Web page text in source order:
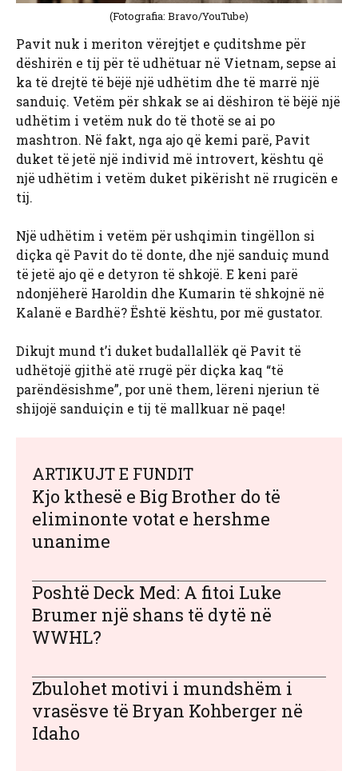
(Fotografia: Bravo/YouTube)
Pavit nuk i meriton vërejtjet e çuditshme për
dëshirën e tij për të udhëtuar në Vietnam, sepse ai
ka të drejtë të bëjë një udhëtim dhe të marrë një
sanduiç. Vetëm për shkak se ai dëshiron të bëjë një
udhëtim i vetëm nuk do të thotë se ai po
mashtron. Në fakt, nga ajo që kemi parë, Pavit
duket të jetë një individ më introvert, kështu që
një udhëtim i vetëm duket pikërisht në rrugicën e
tij.
Një udhëtim i vetëm për ushqimin tingëllon si
diçka që Pavit do të donte, dhe një sanduiç mund
të jetë ajo që e detyron të shkojë. E keni parë
ndonjëherë Haroldin dhe Kumarin të shkojnë në
Kalanë e Bardhë? Është kështu, por më gustator.
Dikujt mund t’i duket budallallëk që Pavit të
udhëtojë gjithë atë rrugë për diçka kaq “të
parëndësishme”, por unë them, lëreni njeriun të
shijojë sanduiçin e tij të mallkuar në paqe!
ARTIKUJT E FUNDIT
Kjo kthesë e Big Brother do të
eliminonte votat e hershme
unanime
Poshtë Deck Med: A fitoi Luke
Brumer një shans të dytë në
WWHL?
Zbulohet motivi i mundshëm i
vrasësve të Bryan Kohberger në
Idaho